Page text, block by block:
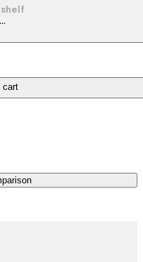
shelf
cart